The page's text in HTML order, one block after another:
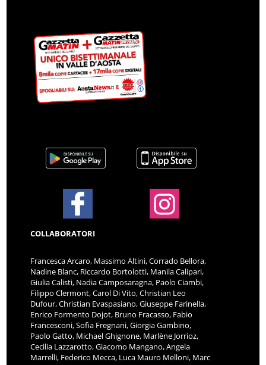
COLLABORATORI
Francesca Arcaro, Massimo Altini, Corrado Bellora,
Nadine Blanc, Riccardo Bortolotti, Manila Calipari,
Giulia Calisti, Nadia Camposaragna, Paolo Ciambi,
Filippo Clermont, Carol Di Vito, Christian Leo
Dufour, Christian Evaspasiano, Giuseppe Farinella,
Enrico Formento Dojot, Bruno Fracasso, Fabio
Francesconi, Sofia Fregnani, Giorgia Gambino,
Paolo Gatto, Michael Ghignone, Marlène Jorrioz,
Cecilia Lazzarotto, Giacomo Mangano, Angela
Marrelli, Federico Mecca, Luca Mauro Melloni, Marc